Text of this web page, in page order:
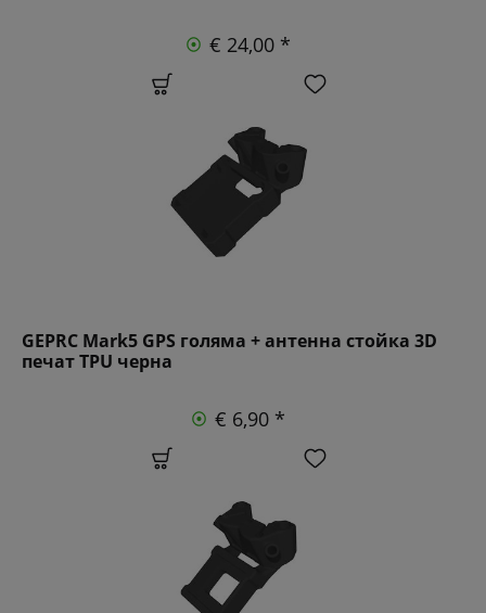
€ 24,00 *
GEPRC Mark5 GPS голяма + антенна стойка 3D
печат TPU черна
€ 6,90 *